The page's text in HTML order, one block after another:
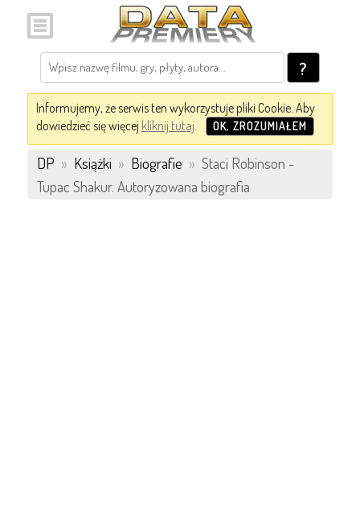
?
Informujemy, że serwis ten wykorzystuje pliki Cookie. Aby
dowiedzieć się więcej kliknij tutaj. OK, ZROZUMIAŁEM
DP » Książki » Biografie » Staci Robinson -
Tupac Shakur. Autoryzowana biografia